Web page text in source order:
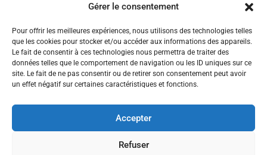
Gérer le consentement
Pour offrir les meilleures expériences, nous utilisons des technologies telles
que les cookies pour stocker et/ou accéder aux informations des appareils.
Le fait de consentir à ces technologies nous permettra de traiter des
données telles que le comportement de navigation ou les ID uniques sur ce
site. Le fait de ne pas consentir ou de retirer son consentement peut avoir
un effet négatif sur certaines caractéristiques et fonctions.
Accepter
Refuser